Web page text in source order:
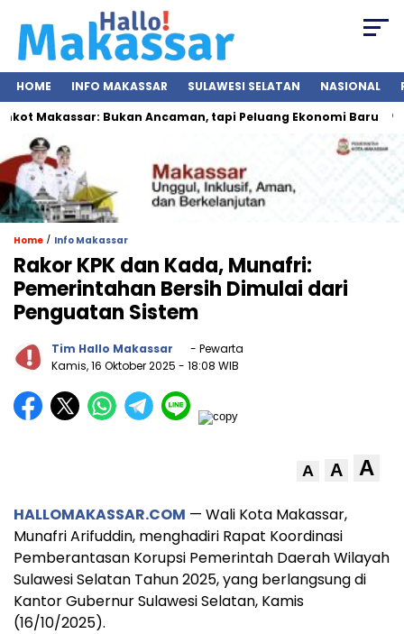
HOME INFO MAKASSAR SULAWESI SELATAN NASIONAL
Makassar: Bukan Ancaman, tapi Peluang Ekonomi Baru
Home / Info Makassar
Rakor KPK dan Kada, Munafri:
Pemerintahan Bersih Dimulai dari
Penguatan Sistem
Tim Hallo Makassar
- Pewarta
Kamis, 16 Oktober 2025 - 18:08 WIB
A A A
HALLOMAKASSAR.COM — Wali Kota Makassar,
Munafri Arifuddin, menghadiri Rapat Koordinasi
Pemberantasan Korupsi Pemerintah Daerah Wilayah
Sulawesi Selatan Tahun 2025, yang berlangsung di
Kantor Gubernur Sulawesi Selatan, Kamis
(16/10/2025).